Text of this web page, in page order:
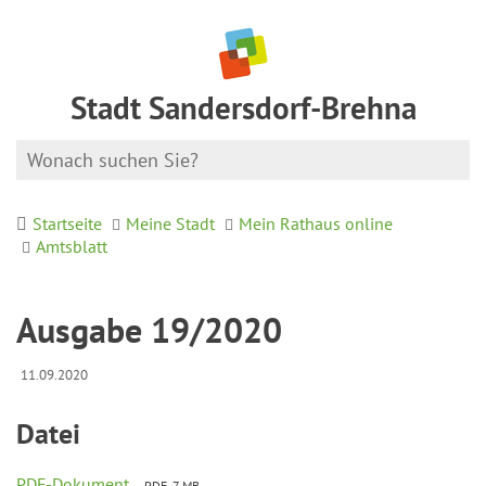
Stadt Sandersdorf-Brehna
Startseite Meine Stadt
Mein Rathaus online
Amtsblatt
Ausgabe 19/2020
11.09.2020
Datei